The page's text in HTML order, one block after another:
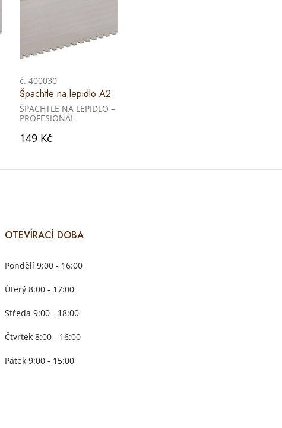
č. 400030
Špachtle na lepidlo A2
ŠPACHTLE NA LEPIDLO –
PROFESIONAL
149 Kč
OTEVÍRACÍ DOBA
Pondělí 9:00 - 16:00
Úterý 8:00 - 17:00
Středa 9:00 - 18:00
Čtvrtek 8:00 - 16:00
Pátek 9:00 - 15:00